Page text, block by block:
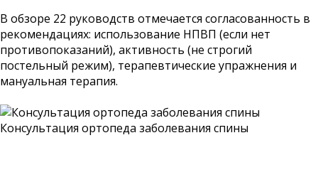
В обзоре 22 руководств отмечается согласованность в
рекомендациях: использование НПВП (если нет
противопоказаний), активность (не строгий
постельный режим), терапевтические упражнения и
мануальная терапия.
Консультация ортопеда заболевания спины